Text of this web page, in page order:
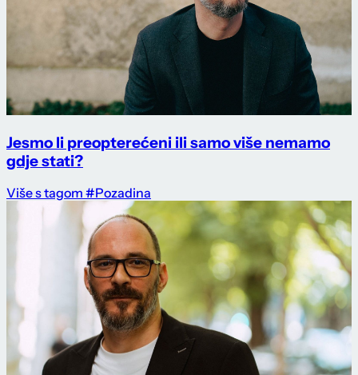
Jesmo li preopterećeni ili samo više nemamo
gdje stati?
Više s tagom #Pozadina